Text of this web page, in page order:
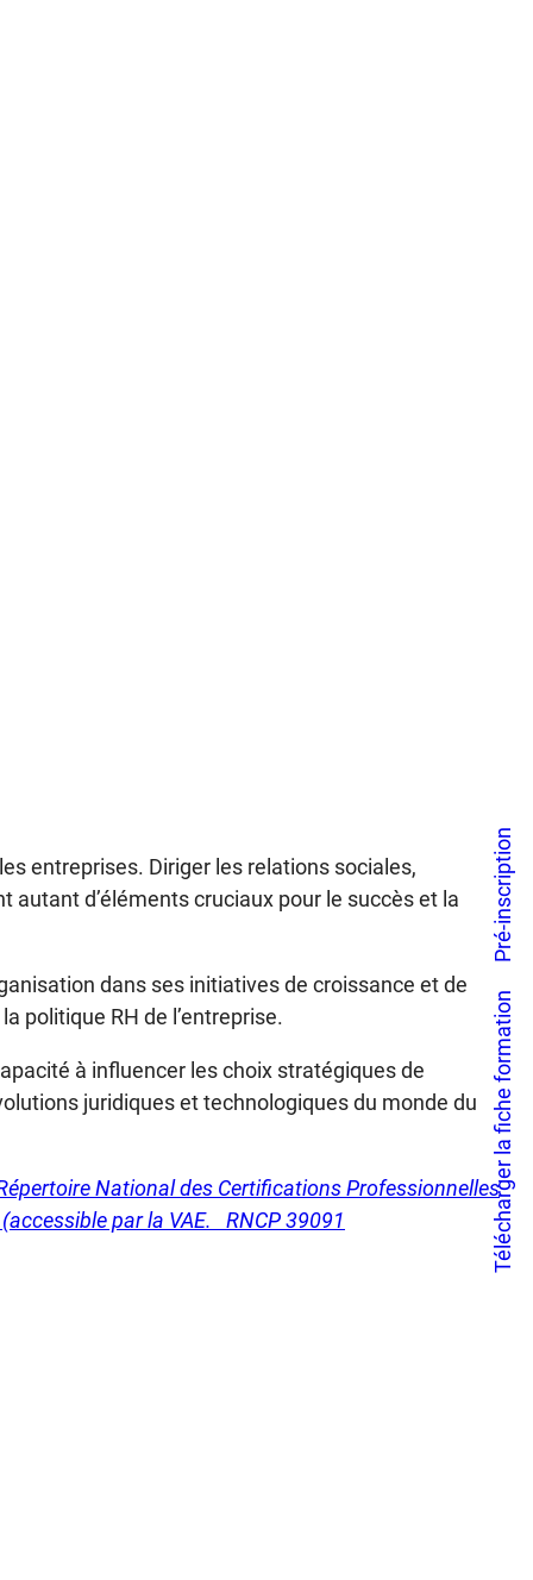
entreprises. Diriger les relations sociales,
d’éléments cruciaux pour le succès et la
dans ses initiatives de croissance et de
politique RH de l’entreprise.
à influencer les choix stratégiques de
juridiques et technologiques du monde du
National des Certifications Professionnelles
par la VAE. RNCP 39091
Télécharger la fiche formation
Pré-inscription